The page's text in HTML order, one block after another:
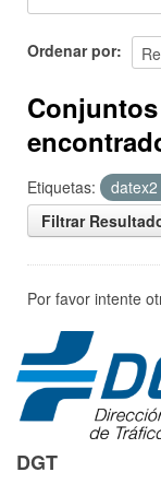
Ordenar por
Etiquetas: datex2
Filtrar
Por favor intente
DGT